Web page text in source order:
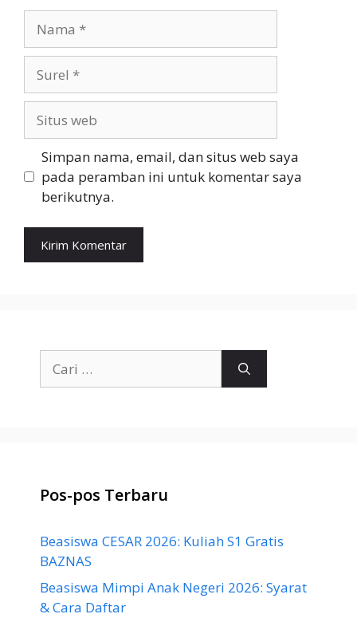
web
Simpan nama, email, dan situs web saya
pada peramban ini untuk komentar saya
berikutnya.
untuk:
Pos-pos Terbaru
Beasiswa CESAR 2026: Kuliah S1 Gratis
BAZNAS
Beasiswa Mimpi Anak Negeri 2026: Syarat
& Cara Daftar